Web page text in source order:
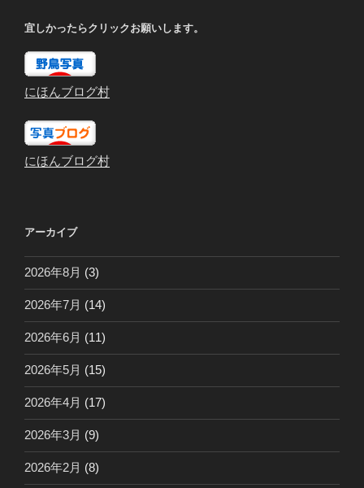
宜しかったらクリックお願いします。
にほんブログ村
にほんブログ村
アーカイブ
2026年8月 (3)
2026年7月 (14)
2026年6月 (11)
2026年5月 (15)
2026年4月 (17)
2026年3月 (9)
2026年2月 (8)